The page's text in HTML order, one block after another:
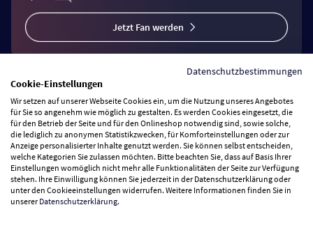
Jetzt Fan werden
Vertrag widerrufen
Zahlungsarten
Wir versenden mit
Datenschutzbestimmungen
Cookie-Einstellungen
Wir setzen auf unserer Webseite Cookies ein, um die Nutzung unseres Angebotes
für Sie so angenehm wie möglich zu gestalten. Es werden Cookies eingesetzt, die
für den Betrieb der Seite und für den Onlineshop notwendig sind, sowie solche,
die lediglich zu anonymen Statistikzwecken, für Komforteinstellungen oder zur
Anzeige personalisierter Inhalte genutzt werden. Sie können selbst entscheiden,
welche Kategorien Sie zulassen möchten. Bitte beachten Sie, dass auf Basis Ihrer
Einstellungen womöglich nicht mehr alle Funktionalitäten der Seite zur Verfügung
stehen. Ihre Einwilligung können Sie jederzeit in der Datenschutzerklärung oder
unter den Cookieeinstellungen widerrufen. Weitere Informationen finden Sie in
unsererDatenschutzerklärung.